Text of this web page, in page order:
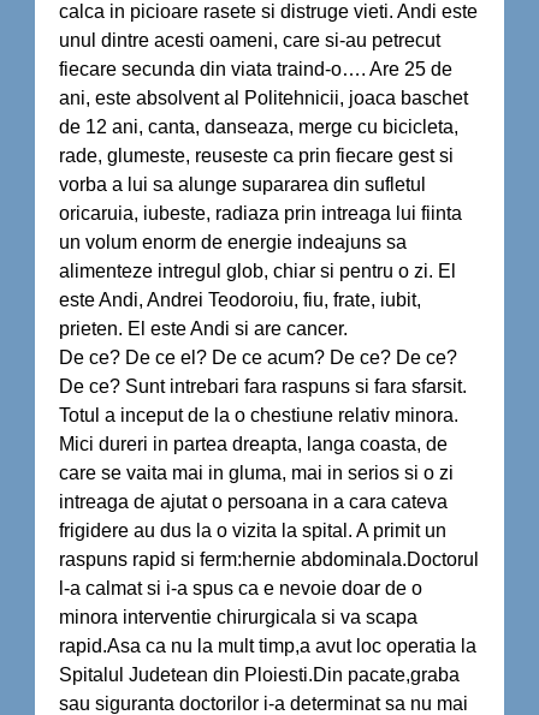
calca in picioare rasete si distruge vieti. Andi este
unul dintre acesti oameni, care si-au petrecut
fiecare secunda din viata traind-o…. Are 25 de
ani, este absolvent al Politehnicii, joaca baschet
de 12 ani, canta, danseaza, merge cu bicicleta,
rade, glumeste, reuseste ca prin fiecare gest si
vorba a lui sa alunge supararea din sufletul
oricaruia, iubeste, radiaza prin intreaga lui fiinta
un volum enorm de energie indeajuns sa
alimenteze intregul glob, chiar si pentru o zi. El
este Andi, Andrei Teodoroiu, fiu, frate, iubit,
prieten. El este Andi si are cancer.
De ce? De ce el? De ce acum? De ce? De ce?
De ce? Sunt intrebari fara raspuns si fara sfarsit.
Totul a inceput de la o chestiune relativ minora.
Mici dureri in partea dreapta, langa coasta, de
care se vaita mai in gluma, mai in serios si o zi
intreaga de ajutat o persoana in a cara cateva
frigidere au dus la o vizita la spital. A primit un
raspuns rapid si ferm:hernie abdominala.Doctorul
l-a calmat si i-a spus ca e nevoie doar de o
minora interventie chirurgicala si va scapa
rapid.Asa ca nu la mult timp,a avut loc operatia la
Spitalul Judetean din Ploiesti.Din pacate,graba
sau siguranta doctorilor i-a determinat sa nu mai